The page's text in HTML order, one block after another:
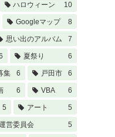
ハロウィーン 10
Googleマップ 8
思い出のアルバム 7
夏祭り 6
集 6 戸田市 6
6 VBA 6
5 アート 5
営委員会 5